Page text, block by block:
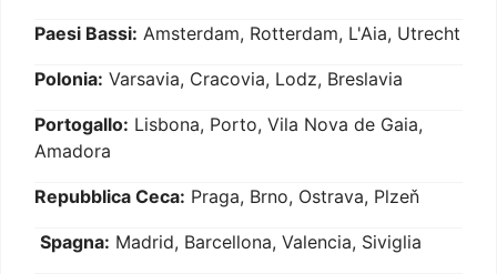
Paesi Bassi: Amsterdam, Rotterdam, L'Aia, Utrecht
Polonia: Varsavia, Cracovia, Lodz, Breslavia
Portogallo: Lisbona, Porto, Vila Nova de Gaia,
Amadora
Repubblica Ceca: Praga, Brno, Ostrava, Plzeň
Spagna: Madrid, Barcellona, Valencia, Siviglia